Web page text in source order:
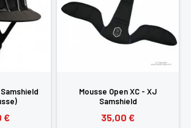
€
Mousse Open XC - XJ
Samshield
35,00 €
CONNECTER